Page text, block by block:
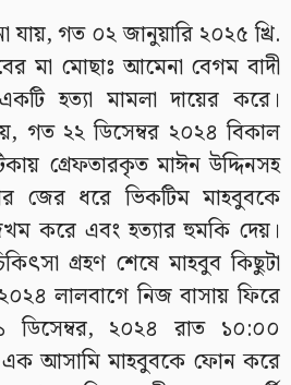
যায়, গত ০২ জানুয়ারি ২০২৫ খ্রি.
মা মোছাঃ আমেনা বেগম বাদী
হত্যা মামলা দায়ের করে।
গত ২২ ডিসেম্বর ২০২৪ বিকাল
গ্রেফতারকৃত মাঈন উদ্দিনসহ
জের ধরে ভিকটিম মাহবুবকে
করে এবং হত্যার হুমকি দেয়।
গ্রহণ শেষে মাহবুব কিছুটা
লালবাগে নিজ বাসায় ফিরে
ডিসেম্বর, ২০২৪ রাত ১০:০০
এক আসামি মাহবুবকে ফোন করে